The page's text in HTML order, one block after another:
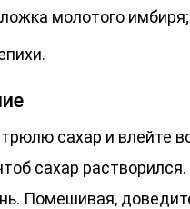
молотого имбиря;
сахар и влейте
сахар
Помешивая,